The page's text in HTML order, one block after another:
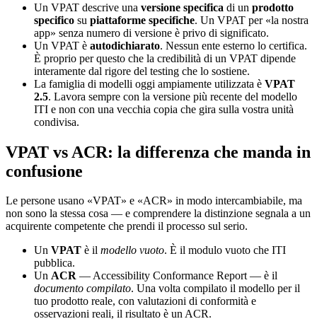
Un VPAT descrive una versione specifica di un prodotto
specifico su piattaforme specifiche. Un VPAT per «la nostra
app» senza numero di versione è privo di significato.
Un VPAT è autodichiarato. Nessun ente esterno lo certifica.
È proprio per questo che la credibilità di un VPAT dipende
interamente dal rigore del testing che lo sostiene.
La famiglia di modelli oggi ampiamente utilizzata è VPAT
2.5. Lavora sempre con la versione più recente del modello
ITI e non con una vecchia copia che gira sulla vostra unità
condivisa.
VPAT vs ACR: la differenza che manda in
confusione
Le persone usano «VPAT» e «ACR» in modo intercambiabile, ma
non sono la stessa cosa — e comprendere la distinzione segnala a un
acquirente competente che prendi il processo sul serio.
Un VPAT è il modello vuoto. È il modulo vuoto che ITI
pubblica.
Un ACR — Accessibility Conformance Report — è il
documento compilato. Una volta compilato il modello per il
tuo prodotto reale, con valutazioni di conformità e
osservazioni reali, il risultato è un ACR.